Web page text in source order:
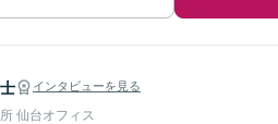
インタビューを見る
仙台オフィス